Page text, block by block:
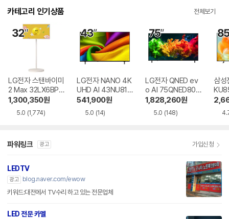
카테고리 인기상품 전체보기
LG전자 스탠바이미
2 Max 32LX6BPG
A
1,300,350원
5.0 (1,774)
LG전자 NANO 4K
UHD AI 43NU810
BENA
541,900원
5.0 (14)
LG전자 QNED ev
o AI 75QNED80B
EA
1,828,260원
5.0 (148)
삼성
R
파워링크 광고 가입신청
LEDTV
광고
blog.naver.com/ewow
키워드:대전에서 TV수리 하고 있는 전문업체
LED 전문 카멜